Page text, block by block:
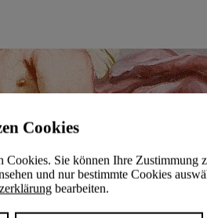
Cookies
Sie können Ihre Zustimmung
und nur bestimmte Cookies
bearbeiten.